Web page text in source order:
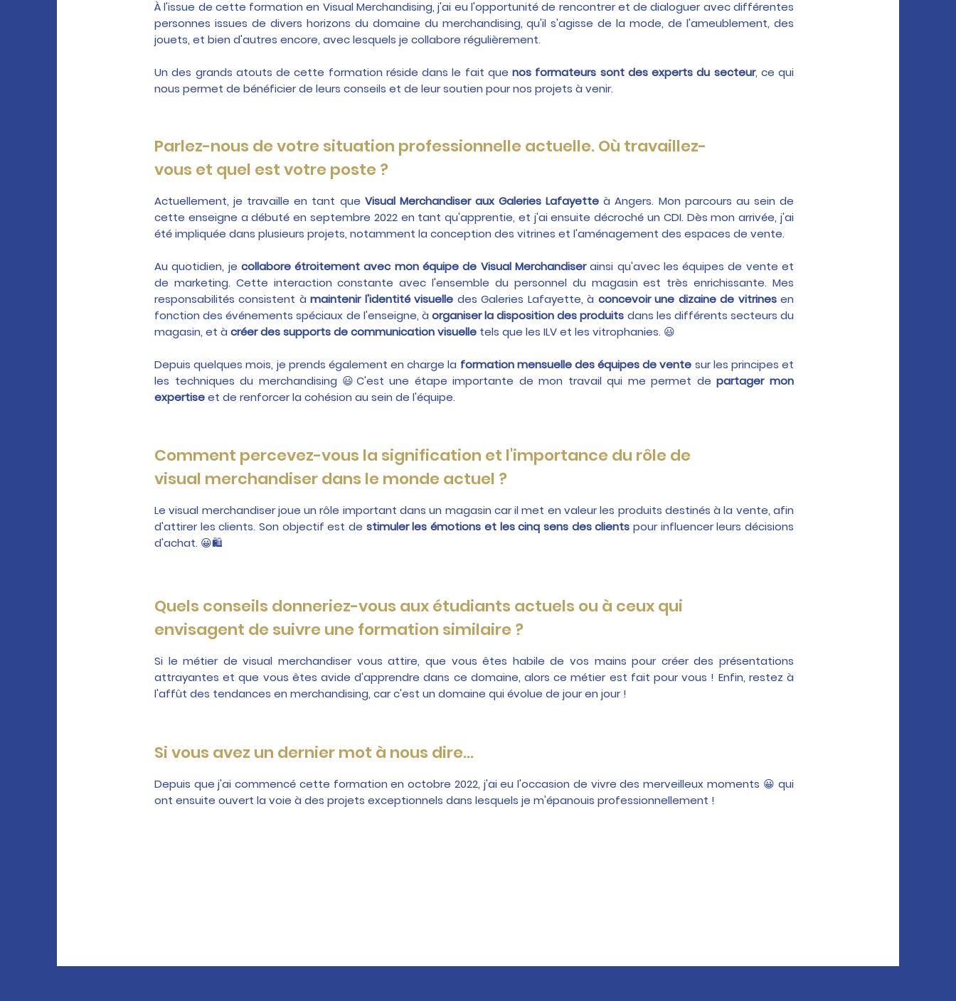
À l'issue de cette formation en Visual Merchandising, j'ai eu l'opportunité de rencontrer et de dialoguer avec différentes
personnes issues de divers horizons du domaine du merchandising, qu'il s'agisse de la mode, de l'ameublement, des
jouets, et bien d'autres encore, avec lesquels je collabore régulièrement.
Un des grands atouts de cette formation réside dans le fait que nos formateurs sont des experts du secteur, ce qui
nous permet de bénéficier de leurs conseils et de leur soutien pour nos projets à venir.
Parlez-nous de votre situation professionnelle actuelle. Où travaillez-
vous et quel est votre poste ?
Actuellement, je travaille en tant que Visual Merchandiser aux Galeries Lafayette à Angers. Mon parcours au sein de
cette enseigne a débuté en septembre 2022 en tant qu'apprentie, et j'ai ensuite décroché un CDI. Dès mon arrivée, j'ai
été impliquée dans plusieurs projets, notamment la conception des vitrines et l'aménagement des espaces de vente.
Au quotidien, je collabore étroitement avec mon équipe de Visual Merchandiserainsi qu'avec les équipes de vente et
de marketing. Cette interaction constante avec l'ensemble du personnel du magasin est très enrichissante. Mes
responsabilités consistent àmaintenir l'identité visuelle des Galeries Lafayette, à concevoir une dizaine de vitrinesen
fonction des événements spéciaux de l'enseigne, à organiser la disposition des produits dans les différents secteurs du
magasin, et à créer des supports de communication visuelle tels que les ILV et les vitrophanies. 😃
Depuis quelques mois, je prends également en charge la formation mensuelle des équipes de vente sur les principes et
les techniques du merchandising 😃C'est une étape importante de mon travail qui me permet departager mon
expertiseet de renforcer la cohésion au sein de l'équipe.
Comment percevez-vous la signification et l'importance du rôle de
visual merchandiser dans le monde actuel ?
Le visual merchandiser joue un rôle important dans un magasin car il met en valeur les produits destinés à la vente, afin
d'attirer les clients. Son objectif est de stimuler les émotions et les cinq sens des clients pour influencer leurs décisions
d'achat. 😀🛍️
Quels conseils donneriez-vous aux étudiants actuels ou à ceux qui
envisagent de suivre une formation similaire ?
Si le métier de visual merchandiser vous attire, que vous êtes habile de vos mains pour créer des présentations
attrayantes et que vous êtes avide d'apprendre dans ce domaine, alors ce métier est fait pour vous ! Enfin, restez à
l'affût des tendances en merchandising, car c'est un domaine qui évolue de jour en jour !
Si vous avez un dernier mot à nous dire...
Depuis que j'ai commencé cette formation en octobre 2022, j'ai eu l'occasion de vivre des merveilleux moments 😀 qui
ont ensuite ouvert la voie à des projets exceptionnels dans lesquels je m'épanouis professionnellement !